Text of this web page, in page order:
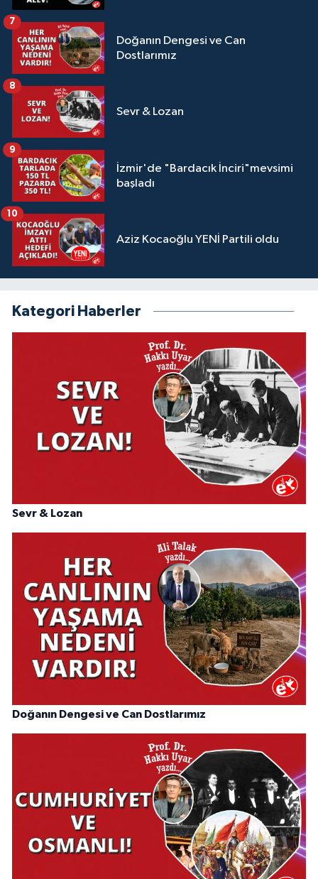
Doğanın Dengesi ve Can
Dostlarımız
7
Sevr & Lozan
8
İzmir'de "Bardacık İnciri"mevsimi
başladı
9
Aziz Kocaoğlu YENİ Partili oldu
10
Kategori Haberler
Sevr & Lozan
Doğanın Dengesi ve Can Dostlarımız